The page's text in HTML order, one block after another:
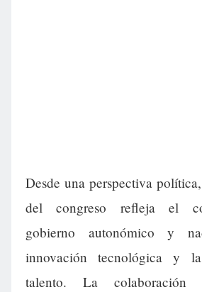
Desde una perspectiva
del congreso refleja el
gobierno autonómico y
innovación tecnológica y
talento. La colaboración